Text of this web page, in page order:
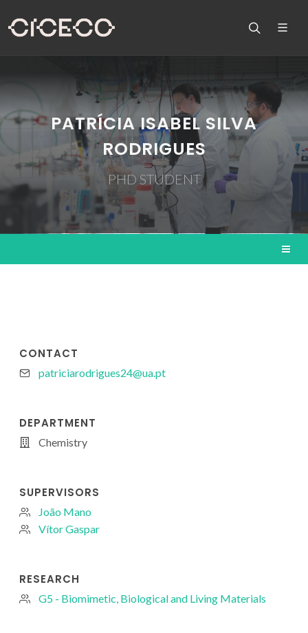
PATRÍCIA ISABEL SILVA
RODRIGUES
PHD STUDENT
CONTACT
patriciarodrigues24@ua.pt
DEPARTMENT
Chemistry
SUPERVISORS
João Mano
Vítor Gaspar
RESEARCH
G5 - Biomimetic, Biological and Living Materials